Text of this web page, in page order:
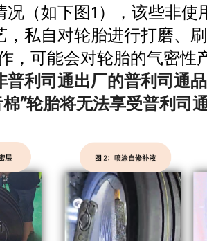
况（如下图1），该些非使
，私自对轮胎进行打磨、
，可能会对轮胎的气密性
普利司通出厂的普利司通
棉”轮胎将无法享受普利司